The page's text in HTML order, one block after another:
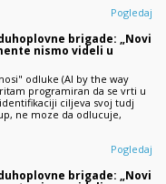
Pogledaj
brigade: „Novi
nismo videli u
odluke (AI by the way
programiran da se vrti u
ciljeva svoj tudj
ne moze da odlucuje,
Pogledaj
brigade: „Novi